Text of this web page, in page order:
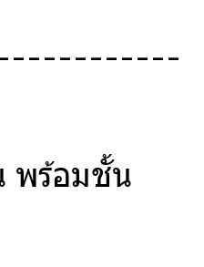
พร้อมชั้น